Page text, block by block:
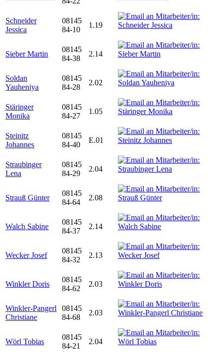
Schneider
Jessica
08145
84-10
1.19
Sieber Martin
08145
84-38
2.14
Soldan
Yauheniya
08145
84-28
2.02
Stäringer
Monika
08145
84-27
1.05
Steinitz
Johannes
08145
84-40
E.01
Straubinger
Lena
08145
84-29
2.04
Strauß Günter
08145
84-64
2.08
Walch Sabine
08145
84-37
2.14
Wecker Josef
08145
84-32
2.13
Winkler Doris
08145
84-62
2.03
Winkler-Pangerl
Christiane
08145
84-68
2.03
Wörl Tobias
08145
84-21
2.04